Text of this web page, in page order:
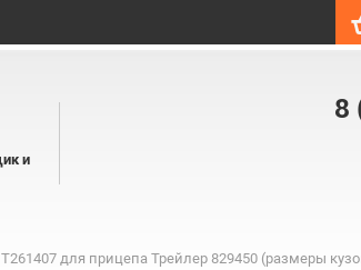
8
и
для прицепа Трейлер 829450 (размеры